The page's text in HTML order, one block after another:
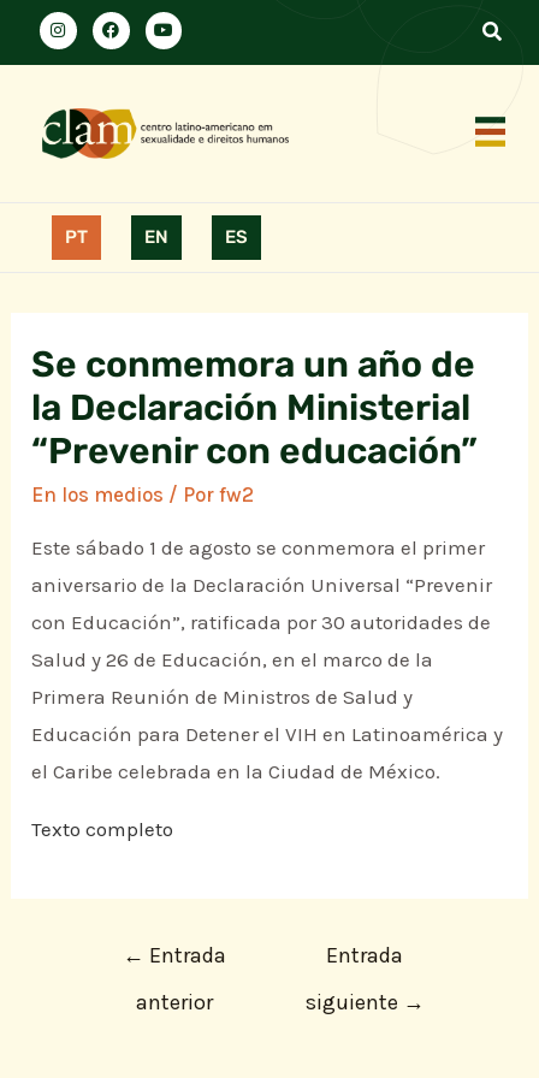
PT EN ES
Se conmemora un año de
la Declaración Ministerial
“Prevenir con educación”
En los medios / Porfw2
Este sábado 1 de agosto se conmemora el primer
aniversario de la Declaración Universal “Prevenir
con Educación”, ratificada por 30 autoridades de
Salud y 26 de Educación, en el marco de la
Primera Reunión de Ministros de Salud y
Educación para Detener el VIH en Latinoamérica y
el Caribe celebrada en la Ciudad de México.
Texto completo
← Entrada
anterior
Entrada
siguiente →